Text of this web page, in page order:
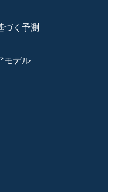
づく予測
モデル